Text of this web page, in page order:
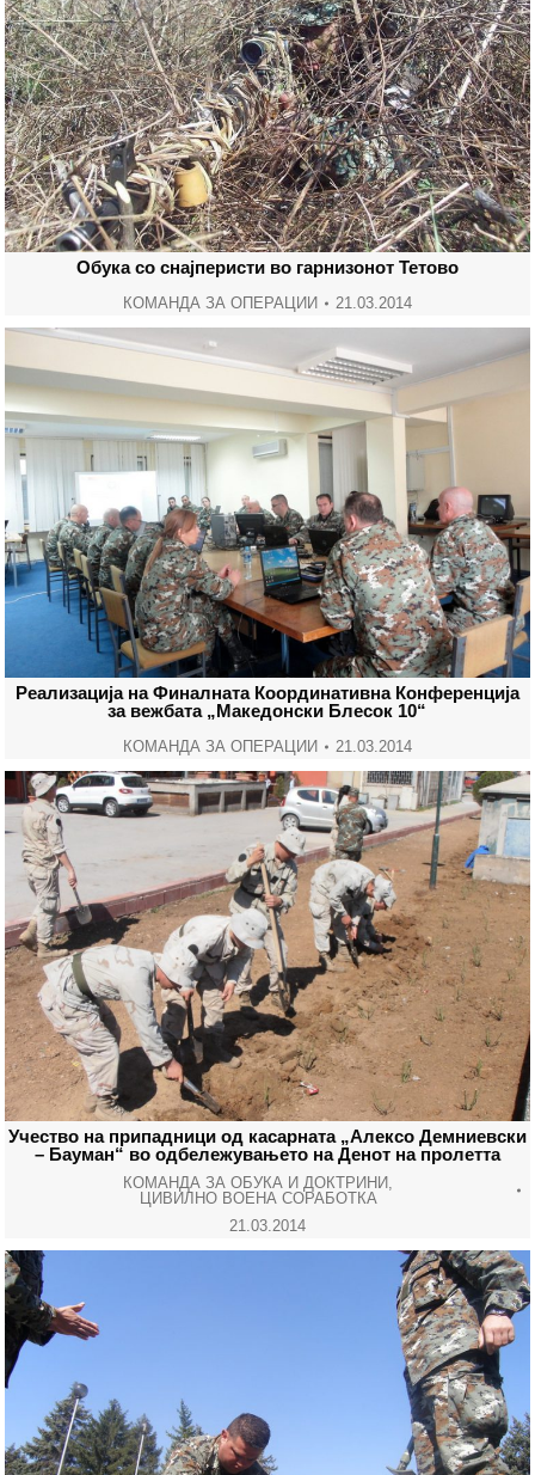
Обука со снајперисти во гарнизонот Тетово
КОМАНДА ЗА ОПЕРАЦИИ 21.03.2014
Реализација на Финалната Координативна Конференција
за вежбата „Македонски Блесок 10“
КОМАНДА ЗА ОПЕРАЦИИ 21.03.2014
Учество на припадници од касарната „Алексо Демниевски
– Бауман“ во одбележувањето на Денот на пролетта
КОМАНДА ЗА ОБУКА И ДОКТРИНИ,
ЦИВИЛНО ВОЕНА СОРАБОТКА
21.03.2014